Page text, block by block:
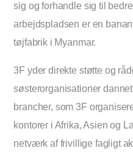
sig og forhandle sig til
arbejdspladsen er en
tøjfabrik i Myanmar.
3F yder direkte støtte og
søsterorganisationer
brancher, som 3F
kontorer i Afrika, Asien og
netværk af frivillige fagligt